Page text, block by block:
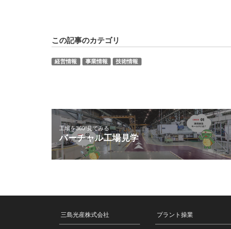
この記事のカテゴリ
経営情報 事業情報 技術情報
工場を360°見てみる
バーチャル工場見学
三島光産株式会社 プラント操業